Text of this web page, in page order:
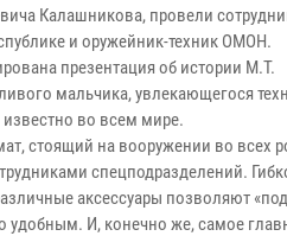
Калашникова, провели
и оружейник-техник ОМОН.
презентация об истории М.Т.
мальчика, увлекающегося
известно во всем мире.
стоящий на вооружении во всех
спецподразделений.
аксессуары позволяют
удобным. И, конечно же, самое